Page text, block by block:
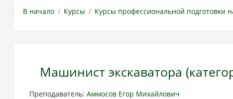
В начало Курсы Курсы профессиональной подготовки
Машинист экскаватора
Преподаватель: Аммосов Егор Михайлович